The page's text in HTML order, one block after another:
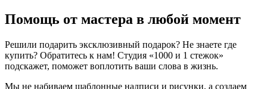
Помощь от мастера в любой момент
Решили подарить эксклюзивный подарок? Не знаете где
купить? Обратитесь к нам! Студия «1000 и 1 стежок»
подскажет, поможет воплотить ваши слова в жизнь.
Мы не набиваем шаблонные надписи и рисунки, а создаем